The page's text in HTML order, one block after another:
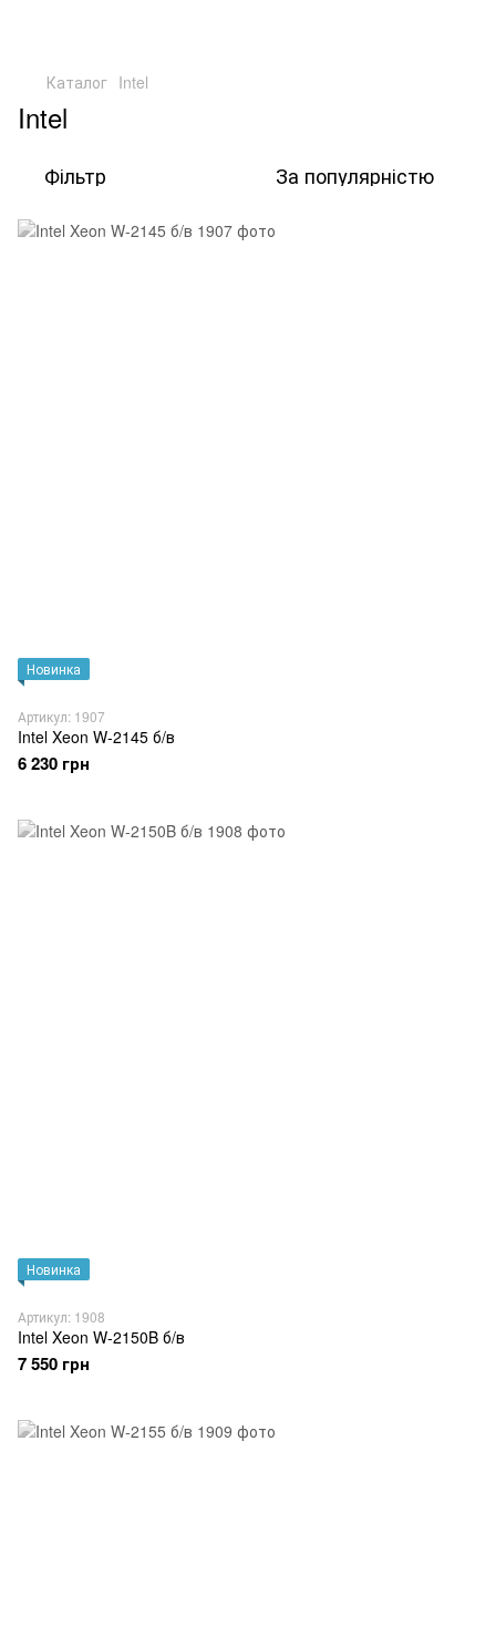
Каталог Intel
Intel
Фільтр За популярністю
Новинка
Артикул: 1907
Intel Xeon W-2145 б/в
6 230 грн
Новинка
Артикул: 1908
Intel Xeon W-2150B б/в
7 550 грн